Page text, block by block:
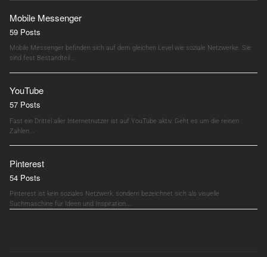
Mobile Messenger
59 Posts
Mobile Messenger befinden sich auf dem gleichen Level wie soziale Netzwerke. Sie
sind fest Bestandteil…
YouTube
57 Posts
Fast ein Drittel aller Internetnutzer ist auf YouTube aktiv. Geht es um die reinen
Zahlen,…
Pinterest
54 Posts
Pinterest ist kein soziales Netzwerk, sondern bezeichnet sich als visuelle
Suchmaschine für Ideen und Inspiration.…